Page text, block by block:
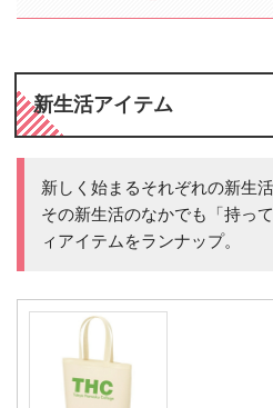
新生活アイテム
新しく始まるそれぞれの新生活
その新生活のなかでも「持っ
ィアイテムをランナップ。